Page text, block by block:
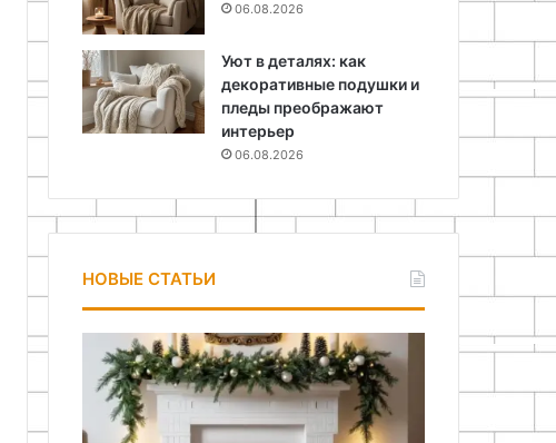
06.08.2026
Уют в деталях: как
декоративные подушки и
пледы преображают
интерьер
06.08.2026
НОВЫЕ СТАТЬИ